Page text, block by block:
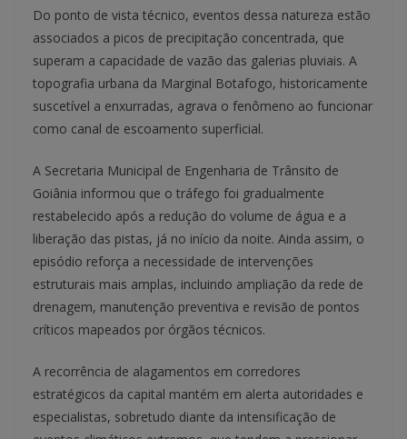
Do ponto de vista técnico, eventos dessa natureza estão
associados a picos de precipitação concentrada, que
superam a capacidade de vazão das galerias pluviais. A
topografia urbana da Marginal Botafogo, historicamente
suscetível a enxurradas, agrava o fenômeno ao funcionar
como canal de escoamento superficial.
A Secretaria Municipal de Engenharia de Trânsito de
Goiânia informou que o tráfego foi gradualmente
restabelecido após a redução do volume de água e a
liberação das pistas, já no início da noite. Ainda assim, o
episódio reforça a necessidade de intervenções
estruturais mais amplas, incluindo ampliação da rede de
drenagem, manutenção preventiva e revisão de pontos
críticos mapeados por órgãos técnicos.
A recorrência de alagamentos em corredores
estratégicos da capital mantém em alerta autoridades e
especialistas, sobretudo diante da intensificação de